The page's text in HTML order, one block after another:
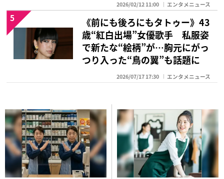
2026/02/12 11:00 エンタメニュース
《前にも後ろにもタトゥー》43
歳“紅白出場”女優歌手 私服姿
で新たな“絵柄”が…胸元にがっ
つり入った“鳥の翼”も話題に
2026/07/17 17:30 エンタメニュース
5